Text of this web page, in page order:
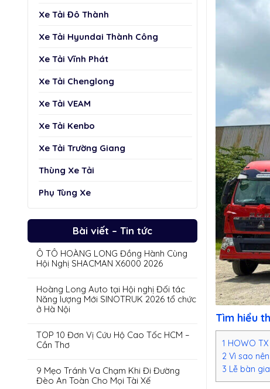
Xe Tải Đô Thành
Xe Tải Hyundai Thành Công
Xe Tải Vĩnh Phát
Xe Tải Chenglong
Xe Tải VEAM
Xe Tải Kenbo
Xe Tải Trường Giang
Thùng Xe Tải
Phụ Tùng Xe
Bài viết – Tin tức
Ô TÔ HOÀNG LONG Đồng Hành Cùng
Hội Nghị SHACMAN X6000 2026
Hoàng Long Auto tại Hội nghị Đối tác
Năng lượng Mới SINOTRUK 2026 tổ chức
ở Hà Nội
TOP 10 Đơn Vị Cứu Hộ Cao Tốc HCM –
Cần Thơ
9 Mẹo Tránh Va Chạm Khi Đi Đường
Đèo An Toàn Cho Mọi Tài Xế
Tìm hiểu
1 HOWO TX
2 Vì sao
3 Lễ bàn